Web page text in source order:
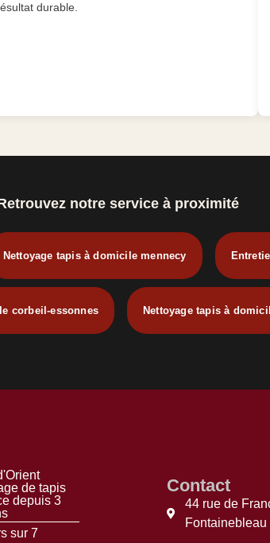
durable.
notre service à proximité
Nettoyage tapis à domicile mennecy
corbeil-essonnes Nettoyage tapis à
de tapis
depuis 3
sur 7
Contact
44 rue de
Fontainebleau